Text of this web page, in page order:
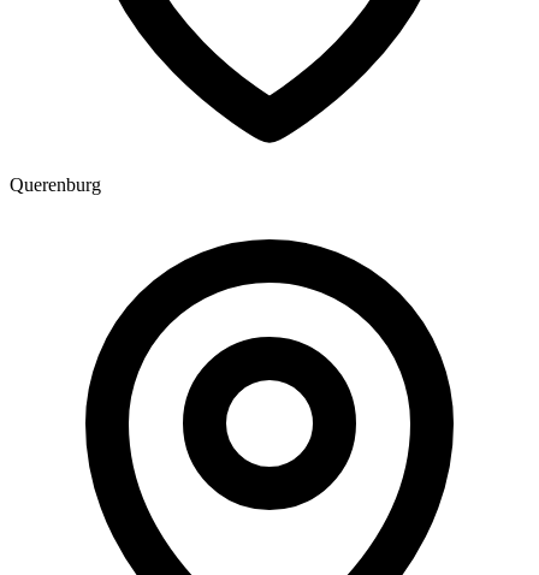
Querenburg